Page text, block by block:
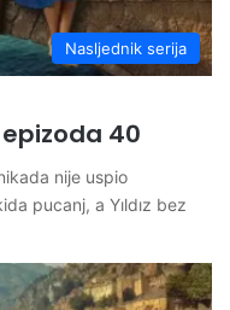
Nasljednik serija
40
nije uspio
pucanj, a Yıldız bez